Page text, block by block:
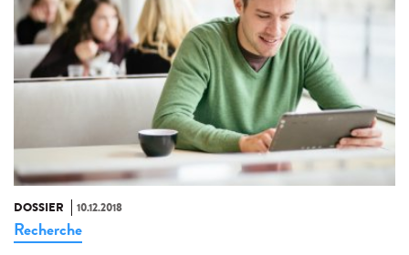
DOSSIER 10.12.2018
Recherche